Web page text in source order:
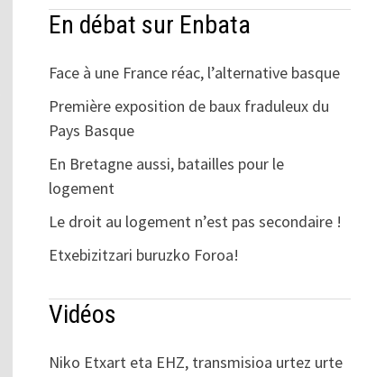
En débat sur Enbata
Face à une France réac, l’alternative basque
Première exposition de baux fraduleux du
Pays Basque
En Bretagne aussi, batailles pour le
logement
Le droit au logement n’est pas secondaire !
Etxebizitzari buruzko Foroa!
Vidéos
Niko Etxart eta EHZ, transmisioa urtez urte